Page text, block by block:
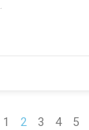
1 2 3 4 5